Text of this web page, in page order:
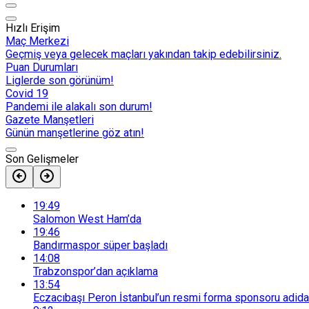
Hızlı Erişim
Maç Merkezi
Geçmiş veya gelecek maçları yakından takip edebilirsiniz.
Puan Durumları
Liglerde son görünüm!
Covid 19
Pandemi ile alakalı son durum!
Gazete Manşetleri
Günün manşetlerine göz atın!
Son Gelişmeler
19:49
Salomon West Ham’da
19:46
Bandırmaspor süper başladı
14:08
Trabzonspor’dan açıklama
13:54
Eczacıbaşı Peron İstanbul’un resmi forma sponsoru